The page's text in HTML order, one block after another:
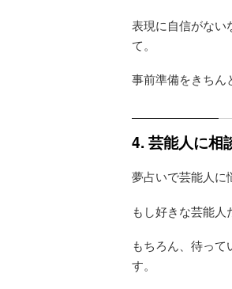
表現に自信がない
て。
事前準備をきちん
4. 芸能人に相
夢占いで芸能人に
もし好きな芸能人
もちろん、待っ
す。